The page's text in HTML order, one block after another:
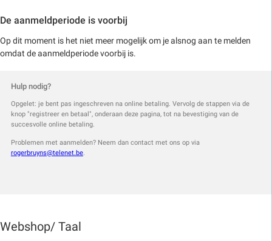
De aanmeldperiode is voorbij
Op dit moment is het niet meer mogelijk om je alsnog aan te melden
omdat de aanmeldperiode voorbij is.
Hulp nodig?
Opgelet: je bent pas ingeschreven na online betaling. Vervolg de stappen via de
knop "registreer en betaal", onderaan deze pagina, tot na bevestiging van de
succesvolle online betaling.
Problemen met aanmelden? Neem dan contact met ons op via
rogerbruyns@telenet.be.
Webshop/ Taal